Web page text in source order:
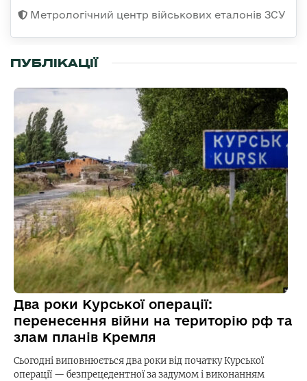
Метрологічний центр військових еталонів ЗСУ
ПУБЛІКАЦІЇ
Два роки Курської операції:
перенесення війни на територію рф та
злам планів Кремля
Сьогодні виповнюється два роки від початку Курської
операції — безпрецедентної за задумом і виконанням